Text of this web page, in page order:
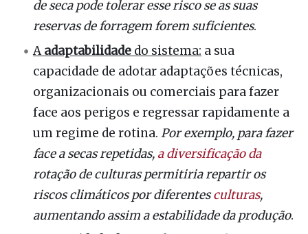
de seca pode tolerar esse risco se as suas
reservas de forragem forem suficientes.
A adaptabilidade do sistema: a sua
capacidade de adotar adaptações técnicas,
organizacionais ou comerciais para fazer
face aos perigos e regressar rapidamente a
um regime de rotina.Por exemplo, para fazer
face a secas repetidas, a diversificação da
rotação de culturas permitiria repartir os
riscos climáticos por diferentesculturas,
aumentando assim a estabilidade da produção.